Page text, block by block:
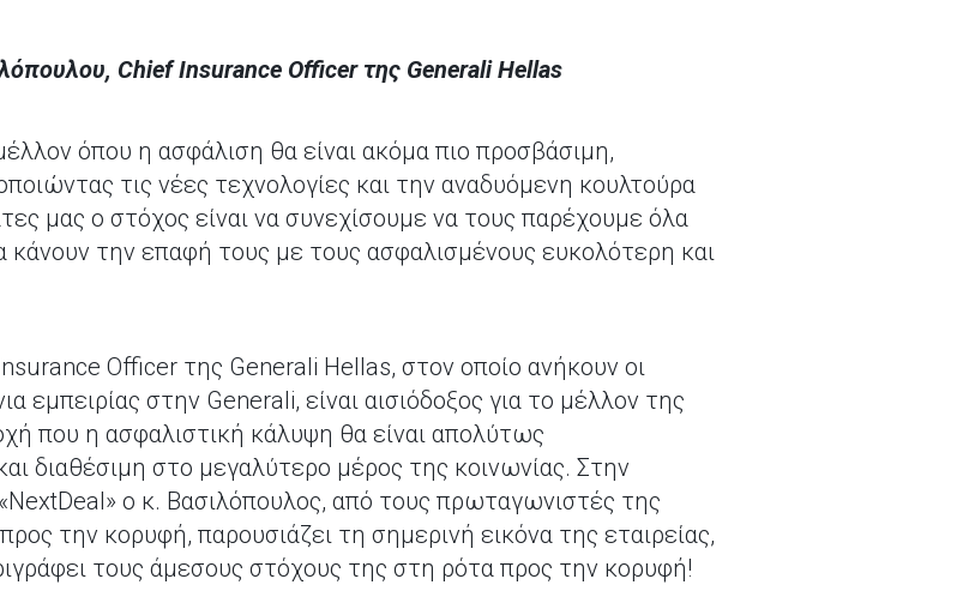
Chief Insurance Officer της Generali Hellas
όπου η ασφάλιση θα είναι ακόμα πιο προσβάσιμη,
τις νέες τεχνολογίες και την αναδυόμενη κουλτούρα
μας ο στόχος είναι να συνεχίσουμε να τους παρέχουμε όλα
κάνουν την επαφή τους με τους ασφαλισμένους ευκολότερη και
Officer της Generali Hellas, στον οποίο ανήκουν οι
εμπειρίας στην Generali, είναι αισιόδοξος για το μέλλον της
που η ασφαλιστική κάλυψη θα είναι απολύτως
διαθέσιμη στο μεγαλύτερο μέρος της κοινωνίας. Στην
ο κ. Βασιλόπουλος, από τους πρωταγωνιστές της
την κορυφή, παρουσιάζει τη σημερινή εικόνα της εταιρείας,
τους άμεσους στόχους της στη ρότα προς την κορυφή!